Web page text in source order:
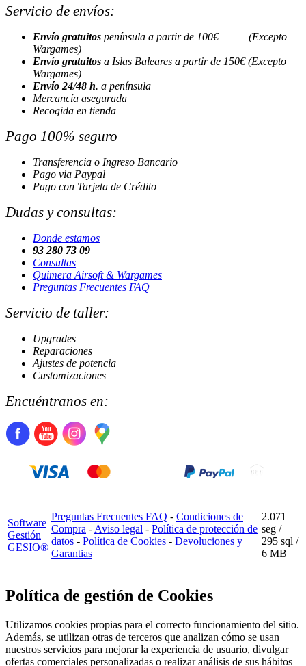
Servicio de envíos:
Envío gratuitos península a partir de 100€ (Excepto
Wargames)
Envío gratuitos a Islas Baleares a partir de 150€ (Excepto
Wargames)
Envío 24/48 h. a península
Mercancía asegurada
Recogida en tienda
Pago 100% seguro
Transferencia o Ingreso Bancario
Pago via Paypal
Pago con Tarjeta de Crédito
Dudas y consultas:
Donde estamos
93 280 73 09
Consultas
Quimera Airsoft & Wargames
Preguntas Frecuentes FAQ
Servicio de taller:
Upgrades
Reparaciones
Ajustes de potencia
Customizaciones
Encuéntranos en:
Software
Gestión
GESIO®
Preguntas Frecuentes FAQ - Condiciones de
Compra -Aviso legal - Política de protección de
datos - Política de Cookies - Devoluciones y
Garantias
2.071
seg /
295 sql /
6 MB
Política de gestión de Cookies
Utilizamos cookies propias para el correcto funcionamiento del sitio.
Además, se utilizan otras de terceros que analizan cómo se usan
nuestros servicios para mejorar la experiencia de usuario, divulgar
ofertas comerciales personalizadas o realizar análisis de sus hábitos